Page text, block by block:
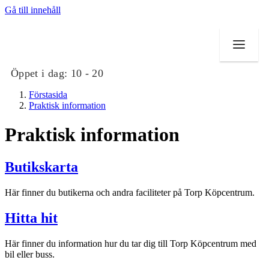
Gå till innehåll
Öppet i dag: 10 - 20
Mat och dryck
Evenemang
Erbjudanden
Kundklubb
Förstasida
Praktisk information
Praktisk information
Butikskarta
Här finner du butikerna och andra faciliteter på Torp Köpcentrum.
Hitta hit
Här finner du information hur du tar dig till Torp Köpcentrum med
bil eller buss.